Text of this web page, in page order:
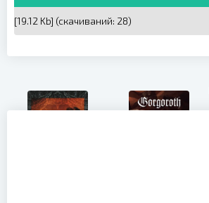
[19.12 Kb] (cкачиваний: 28)